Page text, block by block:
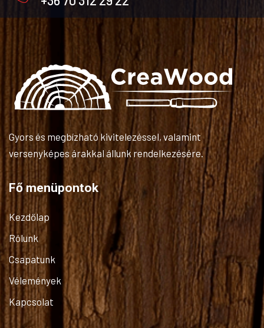
Gyors és megbízható kivitelezéssel, valamint
versenyképes árakkal állunk rendelkezésére.
Fő menüpontok
Kezdőlap
Rólunk
Csapatunk
Vélemények
Kapcsolat